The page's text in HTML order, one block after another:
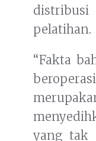
pelatihan.
“Fakta
yang tak